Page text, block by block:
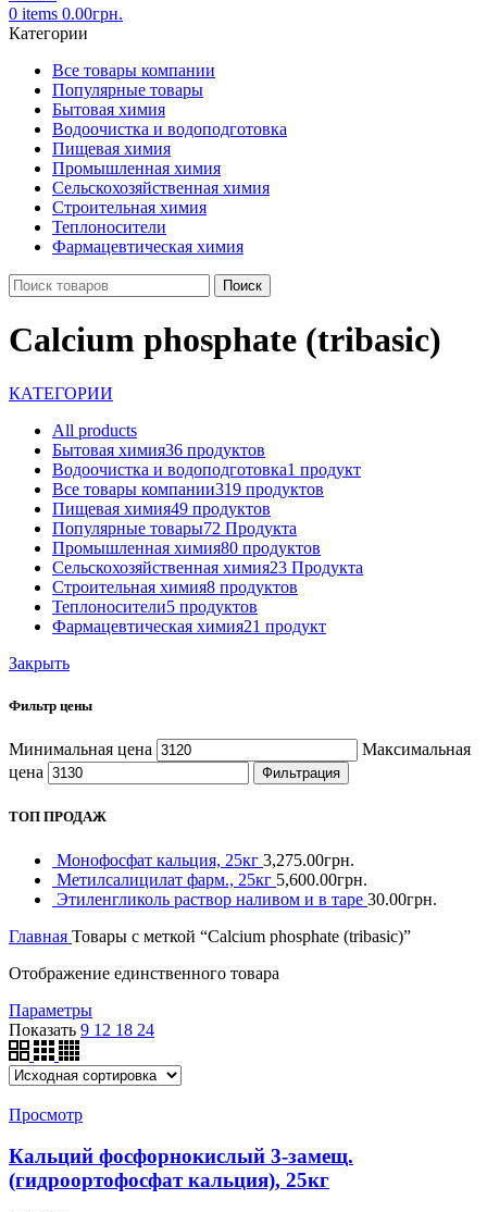
0 items 0.00грн.
Категории
Все товары компании
Популярные товары
Бытовая химия
Водоочистка и водоподготовка
Пищевая химия
Промышленная химия
Сельскохозяйственная химия
Строительная химия
Теплоносители
Фармацевтическая химия
Поиск
Calcium phosphate (tribasic)
КАТЕГОРИИ
All products
Бытовая химия36 продуктов
Водоочистка и водоподготовка1 продукт
Все товары компании319 продуктов
Пищевая химия49 продуктов
Популярные товары72 Продукта
Промышленная химия80 продуктов
Сельскохозяйственная химия23 Продукта
Строительная химия8 продуктов
Теплоносители5 продуктов
Фармацевтическая химия21 продукт
Закрыть
Фильтр цены
Минимальная цена
Максимальная
цена
Фильтрация
ТОП ПРОДАЖ
Монофосфат кальция, 25кг 3,275.00грн.
Метилсалицилат фарм., 25кг 5,600.00грн.
Этиленгликоль раствор наливом и в таре 30.00грн.
Главная Товары с меткой “Calcium phosphate (tribasic)”
Отображение единственного товара
Параметры
Показать 9 12 18 24
Просмотр
Кальций фосфорнокислый 3-замещ.
(гидроортофосфат кальция), 25кг